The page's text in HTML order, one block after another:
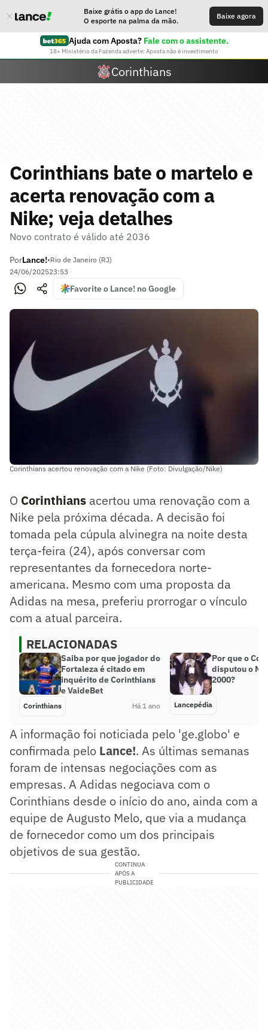
Baixe grátis o app do Lance!
O esporte na palma da mão.
Baixe agora
Ajuda com Aposta? Fale com o assistente.
18+ Ministério da Fazenda adverte: Aposta não é investimento
Corinthians
Corinthians bate o martelo e
acerta renovação com a
Nike; veja detalhes
Novo contrato é válido até 2036
PorLance!•Rio de Janeiro (RJ)
24/06/202523:53
Favorite o Lance! no Google
Corinthians acertou renovação com a Nike (Foto: Divulgação/Nike)
O Corinthians acertou uma renovação com a
Nike pela próxima década. A decisão foi
tomada pela cúpula alvinegra na noite desta
terça-feira (24), após conversar com
representantes da fornecedora norte-
americana. Mesmo com uma proposta da
Adidas na mesa, preferiu prorrogar o vínculo
com a atual parceira.
RELACIONADAS
Saiba por que jogador do
Fortaleza é citado em
inquérito de Corinthians
e VaideBet
Corinthians Há 1 ano
Por que o
disputou o
2000?
Lancepédia
A informação foi noticiada pelo 'ge.globo' e
confirmada pelo Lance!. As últimas semanas
foram de intensas negociações com as
empresas. A Adidas negociava com o
Corinthians desde o início do ano, ainda com a
equipe de Augusto Melo, que via a mudança
de fornecedor como um dos principais
objetivos de sua gestão.
CONTINUA
APÓS A
PUBLICIDADE